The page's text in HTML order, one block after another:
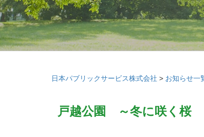
日本パブリックサービス株式会社 > お知らせ一
戸越公園 ～冬に咲く桜